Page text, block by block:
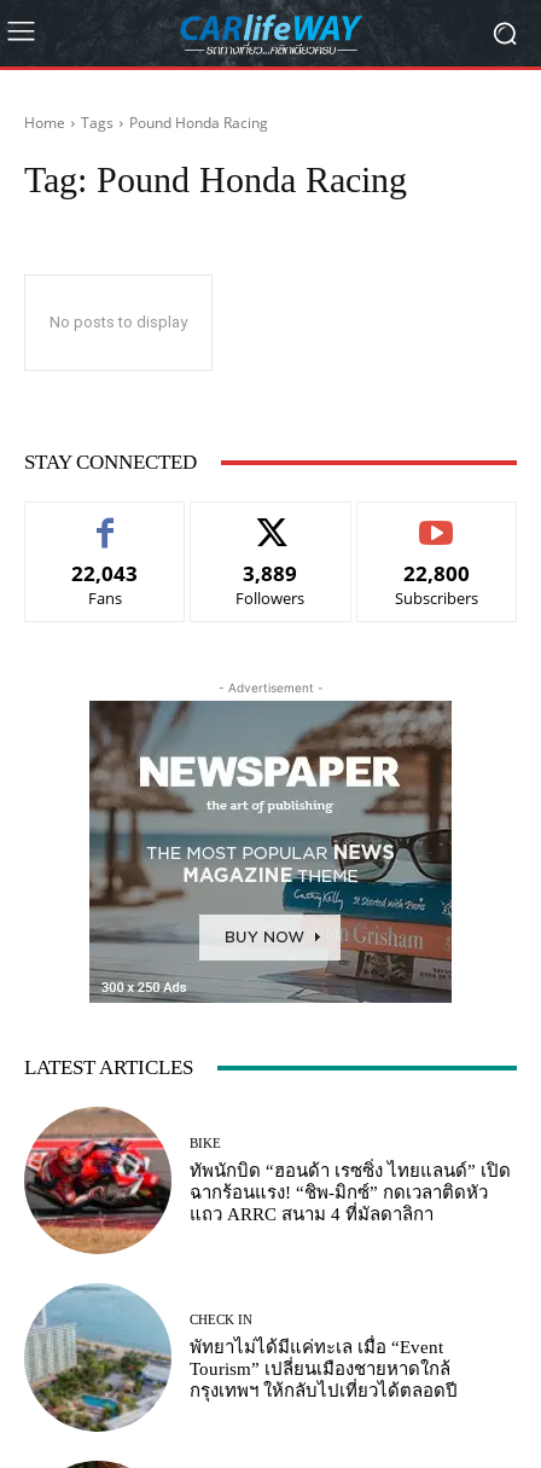
Home Tags Pound Honda Racing
Tag: Pound Honda Racing
No posts to display
STAY CONNECTED
22,043
Fans
3,889
Followers
22,800
Subscribers
- Advertisement -
LATEST ARTICLES
BIKE
ทัพนักบิด “ฮอนด้า เรซซิ่ง ไทยแลนด์” เปิด
ฉากร้อนแรง! “ชิพ-มิกซ์” กดเวลาติดหัว
แถว ARRC สนาม 4 ที่มัลดาลิกา
CHECK IN
พัทยาไม่ได้มีแค่ทะเล เมื่อ “Event
Tourism” เปลี่ยนเมืองชายหาดใกล้
กรุงเทพฯ ให้กลับไปเที่ยวได้ตลอดปี